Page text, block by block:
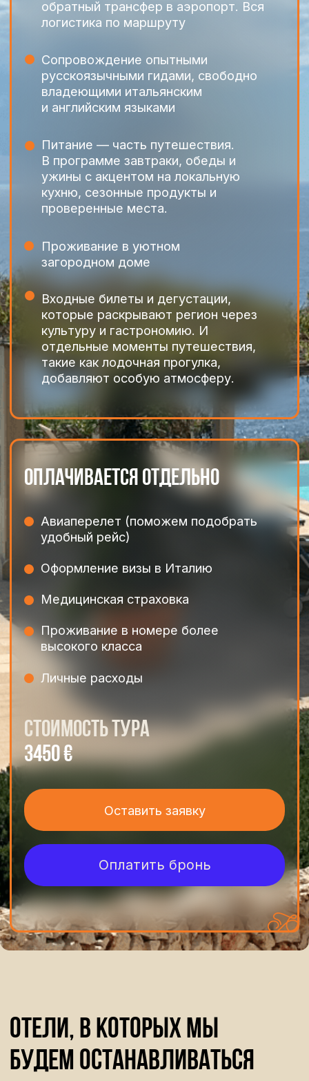
Заполните форму или свяжитесь с нами
любым удобным способом
Остались вопросы?
Даю согласие на обработку персональных